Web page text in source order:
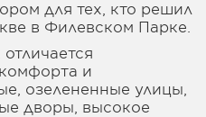
для тех, кто решил
в Филевском Парке.
и
озелененные улицы,
дворы, высокое